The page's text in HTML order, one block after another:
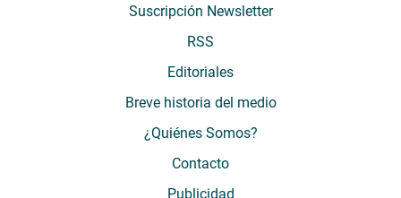
Suscripción Newsletter
RSS
Editoriales
Breve historia del medio
¿Quiénes Somos?
Contacto
Publicidad